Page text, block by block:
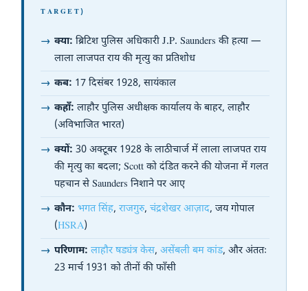
TARGET)
क्या: ब्रिटिश पुलिस अधिकारी J.P. Saunders की हत्या —
लाला लाजपत राय की मृत्यु का प्रतिशोध
कब: 17 दिसंबर 1928, सायंकाल
कहाँ: लाहौर पुलिस अधीक्षक कार्यालय के बाहर, लाहौर
(अविभाजित भारत)
क्यों: 30 अक्टूबर 1928 के लाठीचार्ज में लाला लाजपत राय
की मृत्यु का बदला; Scott को दंडित करने की योजना में गलत
पहचान से Saunders निशाने पर आए
कौन: भगत सिंह, राजगुरु, चंद्रशेखर आज़ाद, जय गोपाल
(HSRA)
परिणाम: लाहौर षड्यंत्र केस, असेंबली बम कांड, और अंततः
23 मार्च 1931 को तीनों की फाँसी